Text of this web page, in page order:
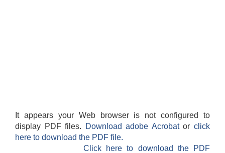
It appears your Web browser is not configured to
display PDF files.
Download adobe Acrobatorclick
here to download the PDF file.
Click here to download the PDF